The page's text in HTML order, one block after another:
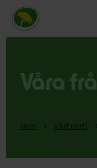
Miljöpartiet de
Våra
Hem Vårt parti